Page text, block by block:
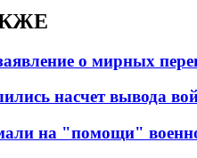
о мирных
насчет вывода
на "помощи"